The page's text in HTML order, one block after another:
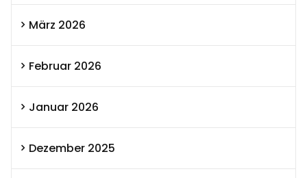
März 2026
Februar 2026
Januar 2026
Dezember 2025